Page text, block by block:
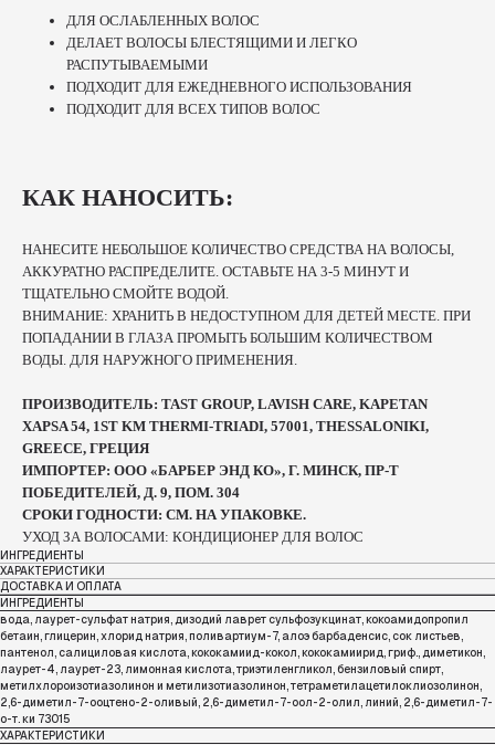
ДЛЯ ОСЛАБЛЕННЫХ ВОЛОС
ДЕЛАЕТ ВОЛОСЫ БЛЕСТЯЩИМИ И ЛЕГКО
РАСПУТЫВАЕМЫМИ
ПОДХОДИТ ДЛЯ ЕЖЕДНЕВНОГО ИСПОЛЬЗОВАНИЯ
ПОДХОДИТ ДЛЯ ВСЕХ ТИПОВ ВОЛОС
КАК НАНОСИТЬ:
НАНЕСИТЕ НЕБОЛЬШОЕ КОЛИЧЕСТВО СРЕДСТВА НА ВОЛОСЫ,
АККУРАТНО РАСПРЕДЕЛИТЕ. ОСТАВЬТЕ НА 3-5 МИНУТ И
ТЩАТЕЛЬНО СМОЙТЕ ВОДОЙ.
ВНИМАНИЕ: ХРАНИТЬ В НЕДОСТУПНОМ ДЛЯ ДЕТЕЙ МЕСТЕ. ПРИ
ПОПАДАНИИ В ГЛАЗА ПРОМЫТЬ БОЛЬШИМ КОЛИЧЕСТВОМ
ВОДЫ. ДЛЯ НАРУЖНОГО ПРИМЕНЕНИЯ.
ПРОИЗВОДИТЕЛЬ: TAST GROUP, LAVISH CARE, KAPETAN
XAPSA 54, 1ST KM THERMI-TRIADI, 57001, THESSALONIKI,
GREECE, ГРЕЦИЯ
ИМПОРТЕР: ООО «БАРБЕР ЭНД КО», Г. МИНСК, ПР-Т
ПОБЕДИТЕЛЕЙ, Д. 9, ПОМ. 304
СРОКИ ГОДНОСТИ: СМ. НА УПАКОВКЕ.
УХОД ЗА ВОЛОСАМИ: КОНДИЦИОНЕР ДЛЯ ВОЛОС
ИНГРЕДИЕНТЫ
ХАРАКТЕРИСТИКИ
ДОСТАВКА И ОПЛАТА
ИНГРЕДИЕНТЫ
вода, лаурет-сульфат натрия, дизодий лаврет сульфозукцинат, кокоамидопропил
бетаин, глицерин, хлорид натрия, поливартиум-7, алоэ барбаденсис, сок листьев,
пантенол, салициловая кислота, кококамиид-кокол, кококамиирид, гриф., диметикон,
лаурет-4, лаурет-23, лимонная кислота, триэтиленгликол, бензиловый спирт,
метилхлороизотиазолинон и метилизотиазолинон, тетраметилацетилоклиозолинон,
2,6-диметил-7-ооцтено-2-оливый, 2,6-диметил-7-оол-2-олил, линий, 2,6-диметил-7-
о-т. ки 73015
ХАРАКТЕРИСТИКИ